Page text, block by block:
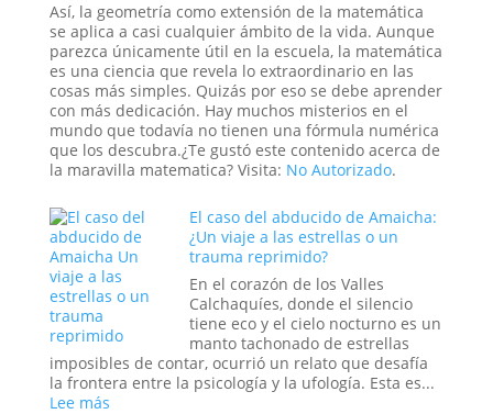
Así, la geometría como extensión de la matemática
se aplica a casi cualquier ámbito de la vida. Aunque
parezca únicamente útil en la escuela, la matemática
es una ciencia que revela lo extraordinario en las
cosas más simples. Quizás por eso se debe aprender
con más dedicación. Hay muchos misterios en el
mundo que todavía no tienen una fórmula numérica
que los descubra.¿Te gustó este contenido acerca de
la maravilla matematica? Visita: No Autorizado.
El caso del abducido de Amaicha:
¿Un viaje a las estrellas o un
trauma reprimido?
En el corazón de los Valles
Calchaquíes, donde el silencio
tiene eco y el cielo nocturno es un
manto tachonado de estrellas
imposibles de contar, ocurrió un relato que desafía
la frontera entre la psicología y la ufología. Esta es...
Lee más: